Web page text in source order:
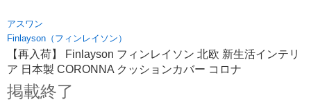
アスワン
Finlayson（フィンレイソン）
【再入荷】 Finlayson フィンレイソン 北欧 新生活インテリ
ア 日本製 CORONNA クッションカバー コロナ
掲載終了